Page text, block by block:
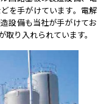
を手がけています。電解
設備も当社が手がけてお
り入れられています。